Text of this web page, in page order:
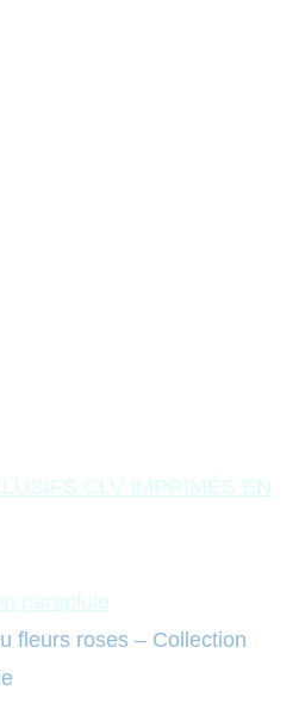
CLV IMPRIMÉS EN
parapluie
fleurs roses – Collection